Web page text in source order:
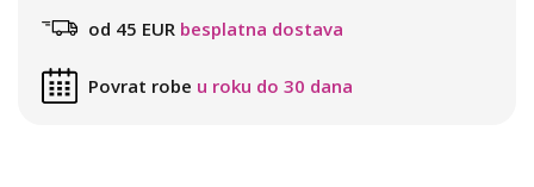
od 45 EUR besplatna dostava
Povrat robe u roku do 30 dana